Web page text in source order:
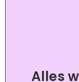
Alles